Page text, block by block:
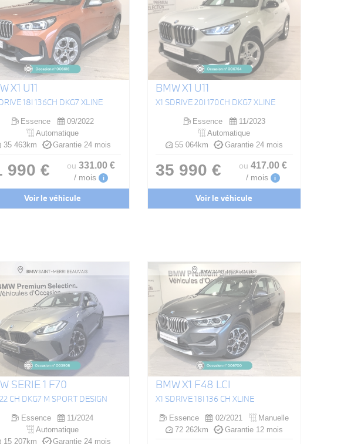
X1 U11
18I 136CH DKG7 XLINE
Essence
09/2022
Automatique
35 463km
Garantie 24 mois
990 € ou331.00 €
/ mois i
Voir le véhicule
BMW X1 U11
X1 SDRIVE 20I 170CH DKG7 XLINE
Essence
11/2023
Automatique
55 064km
Garantie 24 mois
35 990 € ou 417.00 €
/ mois i
Voir le véhicule
SERIE 1 F70
CH DKG7 M SPORT DESIGN
Essence
11/2024
Automatique
15 207km
Garantie 24 mois
BMW X1 F48 LCI
X1 SDRIVE 18I 136 CH XLINE
Essence 02/2021
Manuelle
72 262km
Garantie 12 mois